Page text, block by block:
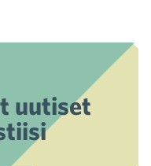
uutiset